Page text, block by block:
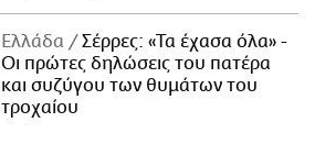
Ελλάδα
Σέρρες: «Τα έχασα όλα» -
Οι πρώτες δηλώσεις του πατέρα
και συζύγου των θυμάτων του
τροχαίου